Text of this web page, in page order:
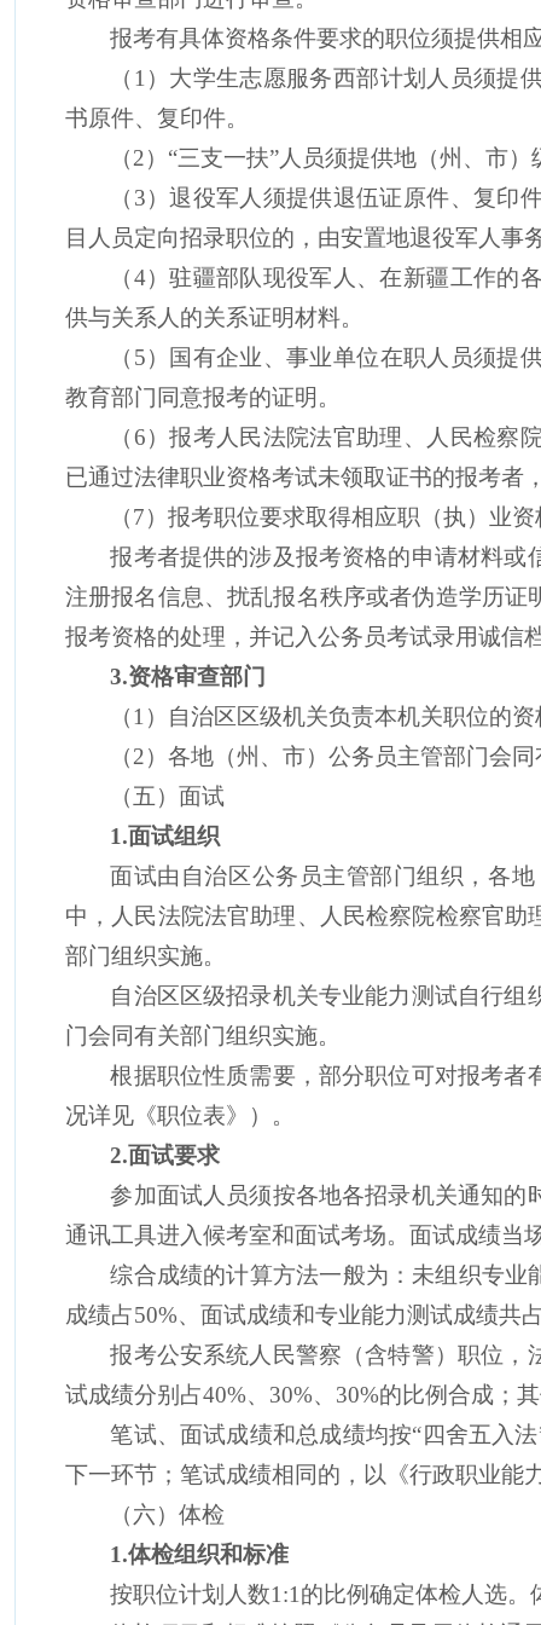
报考有具体资格条件要求的职位须提供相
（ 1 ）大学生志愿服务西部计划 人员须提
书原件、复印件。
（2） “三支一扶”人员须提供地（州、市）
（ 3）退役军人须提供退伍证原件、复印
目人员定向招录职位的，由安置地退役军人事
（4）驻疆部队现役军人、在新疆工作的
供与关系人的关系证明材料。
（ 5）国有企业、事业单位在职人员须提
教育部门同意报考的证明。
（6）报考人民法院法官助理、人民检察
已通过法律职业资格考试未领取证书的报考者
（7）报考职位要求取得相应职（执）业
报考者提供的涉及报考资格的申请材料或
注册报名信息、扰乱报名秩序或者伪造学历
报考资格的处理，并记入公务员考试录用诚信
3.资格审查部门
（1 ）自治区区级机关负责本机关职位的
（2）各地（州、市）公务员主管部门会同
（五）面试
1.面试组织
面试由自治区公务员主管部门组织，各
中，人民法院法官助理、人民检察院检察官
部门组织实施。
自治区区级招录机关专业能力测试自行组
门会同有关部门组织实施。
根据职位性质需要， 部分职位可对报考者
况详见《职位表》）。
2.面试要求
参加面试人员须按各地各招录机关通知的
通讯工具进入候考室和面试考场。面试成绩当
综合成绩的计算方法一般为：未组织专业
成绩占50%、面试成绩和专业能力测试成绩共
报考公安系统人民警察（含特警）职位
试成绩分别占40%、 30%、 30%的比例合成 ；
笔试、面试成绩和总成绩均按“四舍五入法
下一环节；笔试成绩相同的，以《行政职业能
（六）体检
1.体检组织和标准
按职位计划人数1 :1 的比例确定体检人选。